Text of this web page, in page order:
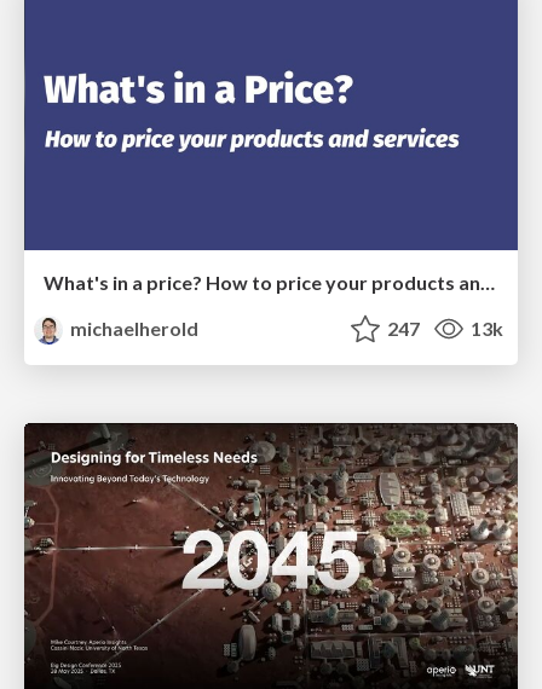
What's in a price? How to price your products and services
michaelherold
247 13k